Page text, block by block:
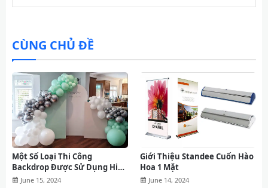
CÙNG CHỦ ĐỀ
Một Số Loại Thi Công
Backdrop Được Sử Dụng Hiện
NayJune 15, 2024
Giới Thiệu Standee Cuốn Hào
Hoa 1 Mặt
June 14, 2024